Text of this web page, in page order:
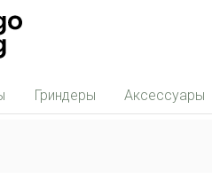
Гриндеры Аксессуары